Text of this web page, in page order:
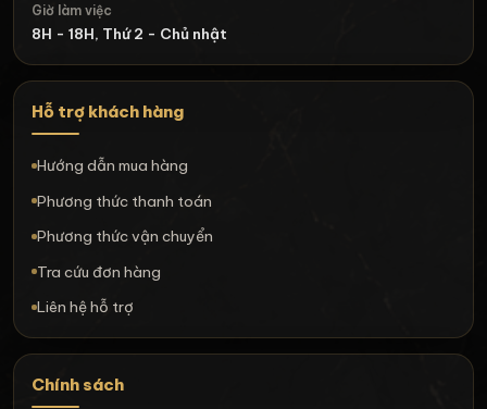
Giờ làm việc
8H - 18H, Thứ 2 - Chủ nhật
Hỗ trợ khách hàng
Hướng dẫn mua hàng
Phương thức thanh toán
Phương thức vận chuyển
Tra cứu đơn hàng
Liên hệ hỗ trợ
Chính sách